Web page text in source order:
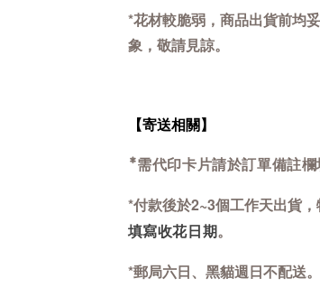
*花材較脆弱，商品出貨前均
象，敬請見諒。
【寄送相關】
*需代印卡片請於訂單備註
*付款後於2~3個工作天出貨，
填寫收花日期。
*郵局六日、黑貓週日不配送。